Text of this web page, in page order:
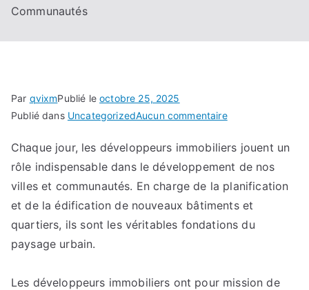
Communautés
Par qvixmPublié leoctobre 25, 2025
Publié dans UncategorizedAucun commentairesur
Promoteurs
Immobiliers
:
Bâtisseurs
Chaque jour, les développeurs immobiliers jouent un
rôle indispensable dans le développement de nos
villes et communautés. En charge de la planification
et de la édification de nouveaux bâtiments et
quartiers, ils sont les véritables fondations du
paysage urbain.
Les développeurs immobiliers ont pour mission de